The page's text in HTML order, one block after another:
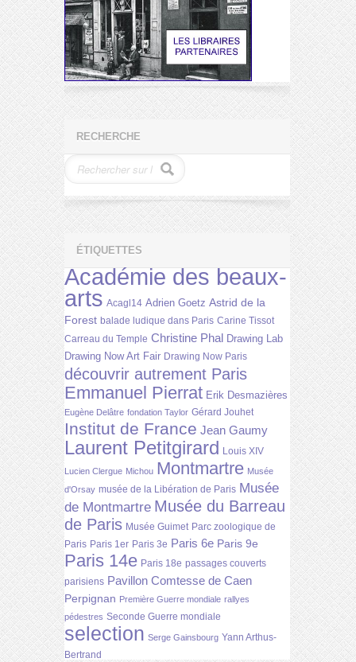
RECHERCHE
ÉTIQUETTES
Académie des beaux-
arts Acagl14 Adrien Goetz Astrid de la
Forest balade ludique dans Paris Carine Tissot
Carreau du Temple Christine Phal Drawing Lab
Drawing Now Art Fair Drawing Now Paris
découvrir autrement Paris
Emmanuel Pierrat Erik Desmazières
Eugène Delâtre fondation Taylor Gérard Jouhet
Institut de France Jean Gaumy
Laurent Petitgirard Louis XIV
Lucien Clergue Michou Montmartre Musée
d'Orsay musée de la Libération de Paris Musée
de Montmartre Musée du Barreau
de Paris Musée Guimet Parc zoologique de
Paris Paris 1er Paris 3e Paris 6e Paris 9e
Paris 14e Paris 18e passages couverts
parisiens Pavillon Comtesse de Caen
Perpignan Première Guerre mondiale rallyes
pédestres Seconde Guerre mondiale
selection Serge Gainsbourg Yann Arthus-
Bertrand